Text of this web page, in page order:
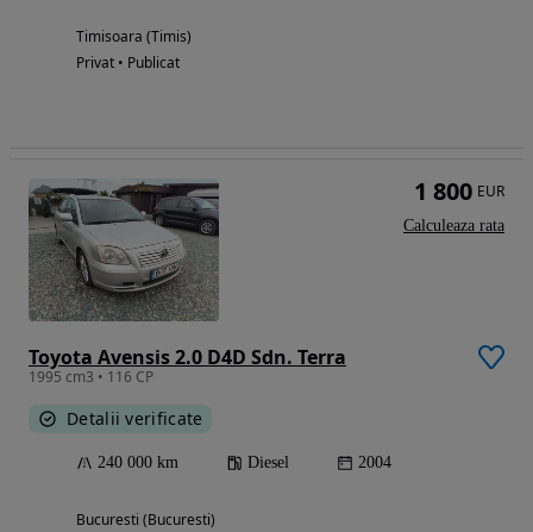
Timisoara (Timis)
Privat • Publicat
Toyota Avensis 2.0 D4D Sdn. Terra
1995 cm3 • 116 CP
Detalii verificate
240 000 km Diesel 2004
Bucuresti (Bucuresti)
1 800 EUR
Calculeaza rata